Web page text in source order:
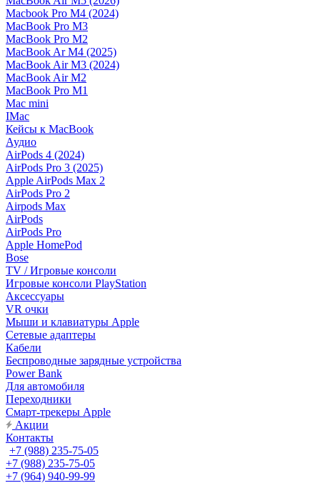
Macbook Pro M4 (2024)
MacBook Pro M3
MacBook Pro M2
MacBook Ar M4 (2025)
MacBook Air M3 (2024)
MacBook Air M2
MacBook Pro M1
Mac mini
IMac
Кейсы к MacBook
Аудио
AirPods 4 (2024)
AirPods Pro 3 (2025)
Apple AirPods Max 2
AirPods Pro 2
Airpods Max
AirPods
AirPods Pro
Apple HomePod
Bose
TV / Игровые консоли
Игровые консоли PlayStation
Аксессуары
VR очки
Мыши и клавиатуры Apple
Сетевые адаптеры
Кабели
Беспроводные зарядные устройства
Power Bank
Для автомобиля
Переходники
Смарт-трекеры Apple
Акции
Контакты
+7 (988) 235-75-05
+7 (988) 235-75-05
+7 (964) 940-99-99